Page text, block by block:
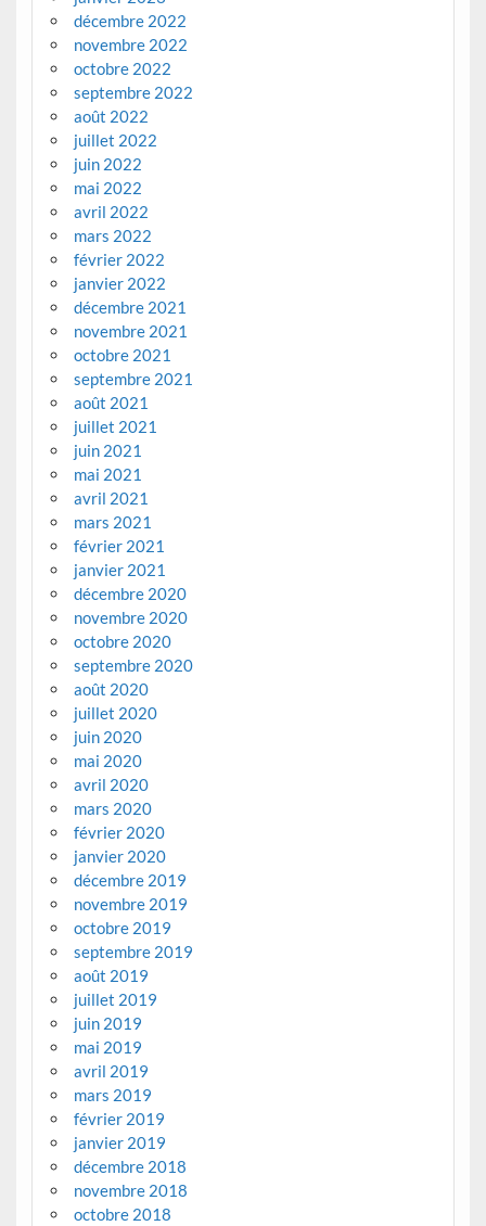
décembre 2022
novembre 2022
octobre 2022
septembre 2022
août 2022
juillet 2022
juin 2022
mai 2022
avril 2022
mars 2022
février 2022
janvier 2022
décembre 2021
novembre 2021
octobre 2021
septembre 2021
août 2021
juillet 2021
juin 2021
mai 2021
avril 2021
mars 2021
février 2021
janvier 2021
décembre 2020
novembre 2020
octobre 2020
septembre 2020
août 2020
juillet 2020
juin 2020
mai 2020
avril 2020
mars 2020
février 2020
janvier 2020
décembre 2019
novembre 2019
octobre 2019
septembre 2019
août 2019
juillet 2019
juin 2019
mai 2019
avril 2019
mars 2019
février 2019
janvier 2019
décembre 2018
novembre 2018
octobre 2018